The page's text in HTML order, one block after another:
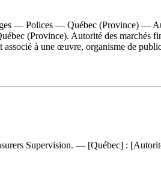
— Polices — Québec (Province) —
(Province). Autorité des marchés
associé à une œuvre, organisme de
Supervision. — [Québec] :